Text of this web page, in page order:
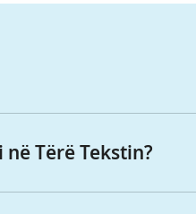
Tërë Tekstin?